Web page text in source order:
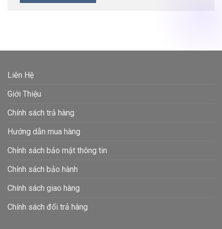
Liên Hệ
Giới Thiệu
Chính sách trả hàng
Hướng dẫn mua hàng
Chính sách bảo mật thông tin
Chính sách bảo hành
Chính sách giao hàng
Chính sách đổi trả hàng